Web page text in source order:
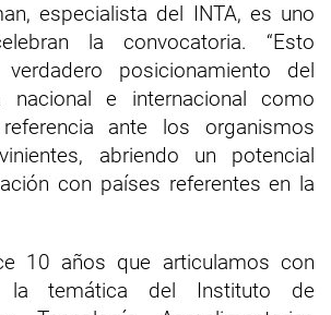
especialista del INTA, es uno
la convocatoria. “Esto
posicionamiento del
nacional e internacional como
ante los organismos
abriendo un potencial
con países referentes en la
10 años que articulamos con
la temática del Instituto de